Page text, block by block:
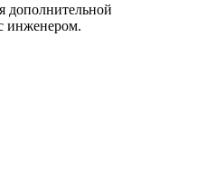
дополнительной
инженером.